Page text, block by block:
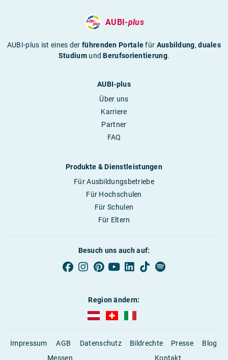
AUBI-plus
AUBI-plus ist eines derführenden Portalefür Ausbildung,duales
StudiumundBerufsorientierung.
AUBI-plus
Über uns
Karriere
Partner
FAQ
Produkte & Dienstleistungen
Für Ausbildungsbetriebe
Für Hochschulen
Für Schulen
Für Eltern
Besuch uns auch auf:
Region ändern:
AUBI-plus Österreich (deutsch)
AUBI-plus Schweiz (deutsch)
AUBI-plus Italien (deutsch)
Impressum AGB Datenschutz Bildrechte Presse
Blog
Messen
Kontakt